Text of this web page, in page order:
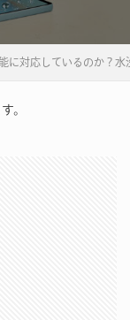
に対応しているのか？
。